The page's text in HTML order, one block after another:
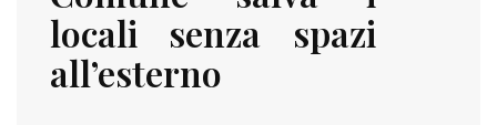
locali senza spazi
all’esterno